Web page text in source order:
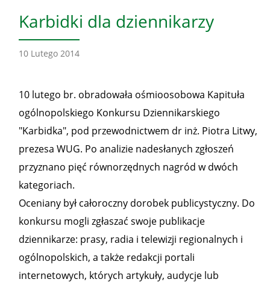
Karbidki dla dziennikarzy
10 Lutego 2014
10 lutego br. obradowała ośmioosobowa Kapituła
ogólnopolskiego Konkursu Dziennikarskiego
"Karbidka", pod przewodnictwem dr inż. Piotra Litwy,
prezesa WUG. Po analizie nadesłanych zgłoszeń
przyznano pięć równorzędnych nagród w dwóch
kategoriach.
Oceniany był całoroczny dorobek publicystyczny. Do
konkursu mogli zgłaszać swoje publikacje
dziennikarze: prasy, radia i telewizji regionalnych i
ogólnopolskich, a także redakcji portali
internetowych, których artykuły, audycje lub